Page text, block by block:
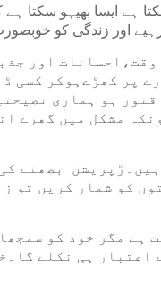
ہے ایسا بھیہو سکتا
اور زندگی کو
اور
پر کھڑےہوکر کسی
ہو ہماری
مشکل میں گھرے
بصھنے
کو شمار کریں تو
ہی نکلے